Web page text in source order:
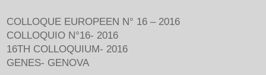
COLLOQUE EUROPEEN N° 16 – 2016
COLLOQUIO N°16- 2016
16TH COLLOQUIUM- 2016
GENES- GENOVA